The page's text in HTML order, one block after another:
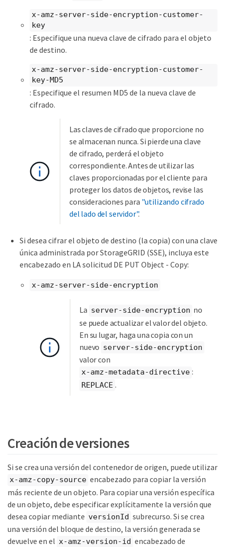
x-amz-server-side-encryption-customer-
key
: Especifique una nueva clave de cifrado para el objeto
de destino.
x-amz-server-side-encryption-customer-
key-MD5
: Especifique el resumen MD5 de la nueva clave de
cifrado.
Las claves de cifrado que proporcione no
se almacenan nunca. Si pierde una clave
de cifrado, perderá el objeto
correspondiente. Antes de utilizar las
claves proporcionadas por el cliente para
proteger los datos de objetos, revise las
consideraciones para "utilizando cifrado
del lado del servidor".
Si desea cifrar el objeto de destino (la copia) con una clave
única administrada por StorageGRID (SSE), incluya este
encabezado en LA solicitud DE PUT Object - Copy:
x-amz-server-side-encryption
La server-side-encryption no
se puede actualizar el valor del objeto.
En su lugar, haga una copia con un
nuevo server-side-encryption
valor con
x-amz-metadata-directive :
REPLACE .
Creación de versiones
Si se crea una versión del contenedor de origen, puede utilizar
x-amz-copy-source encabezado para copiar la versión
más reciente de un objeto. Para copiar una versión específica
de un objeto, debe especificar explícitamente la versión que
desea copiar mediante versionId subrecurso. Si se crea
una versión del bloque de destino, la versión generada se
devuelve en el x-amz-version-id encabezado de